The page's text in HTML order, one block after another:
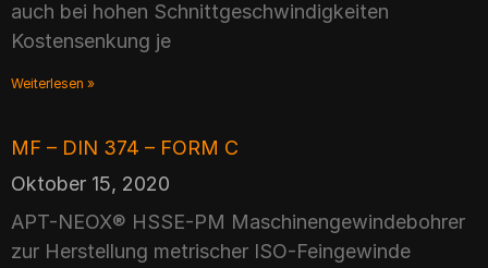
auch bei hohen Schnittgeschwindigkeiten
Kostensenkung je
Weiterlesen »
MF – DIN 374 – FORM C
Oktober 15, 2020
APT-NEOX® HSSE-PM Maschinengewindebohrer
zur Herstellung metrischer ISO-Feingewinde